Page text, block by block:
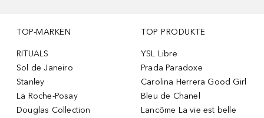
TOP-MARKEN
RITUALS
Sol de Janeiro
Stanley
La Roche-Posay
Douglas Collection
TOP PRODUKTE
YSL Libre
Prada Paradoxe
Carolina Herrera Good Girl
Bleu de Chanel
Lancôme La vie est belle